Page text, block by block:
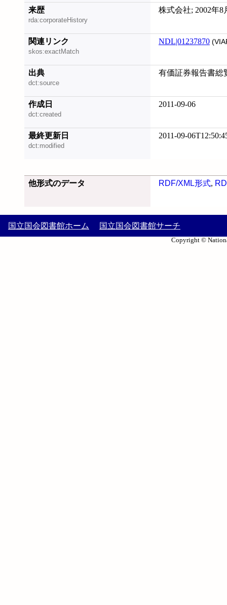
来歴
rda:corporateHistory
株式会社; 2002年8
関連リンク
skos:exactMatch
NDL|01237870
出典
dct:source
有価証券報告書総
作成日
dct:created
2011-09-06
最終更新日
dct:modified
2011-09-
他形式のデータ RDF/XML形式,
国立国会図書館ホーム 国立国会図書館サーチ
Copyright ©